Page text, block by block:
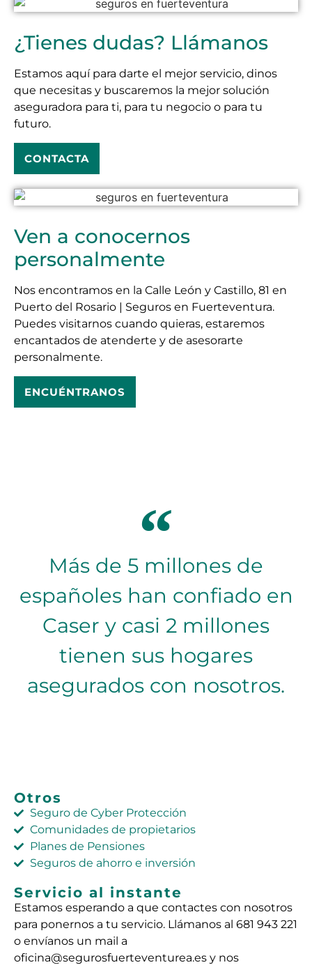
¿Tienes dudas? Llámanos
Estamos aquí para darte el mejor servicio, dinos
que necesitas y buscaremos la mejor solución
aseguradora para ti, para tu negocio o para tu
futuro.
CONTACTA
Ven a conocernos
personalmente
Nos encontramos en la Calle León y Castillo, 81 en
Puerto del Rosario | Seguros en Fuerteventura.
Puedes visitarnos cuando quieras, estaremos
encantados de atenderte y de asesorarte
personalmente.
ENCUÉNTRANOS
Más de 5 millones de
españoles han confiado en
Caser y casi 2 millones
tienen sus hogares
asegurados con nosotros.
Otros
Seguro de Cyber Protección
Comunidades de propietarios
Planes de Pensiones
Seguros de ahorro e inversión
Servicio al instante
Estamos esperando a que contactes con nosotros
para ponernos a tu servicio. Llámanos al 681 943 221
o envíanos un mail a
oficina@segurosfuerteventurea.es y nos